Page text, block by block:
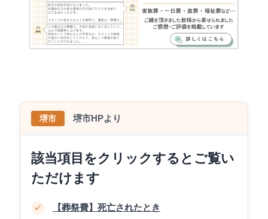
堺市 堺市HPより
該当項目をクリックするとご覧い
ただけます
✓ 【葬祭費】死亡されたとき